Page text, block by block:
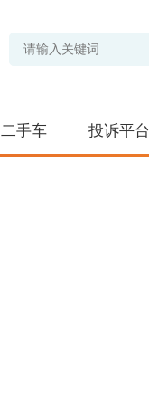
二手车 投诉平台